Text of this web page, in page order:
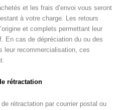
et les frais d’envoi vous seront
à votre charge. Les retours
et complets permettant leur
En cas de dépréciation du ou des
leur recommercialisation, ces
rétractation
rétractation par courrier postal ou